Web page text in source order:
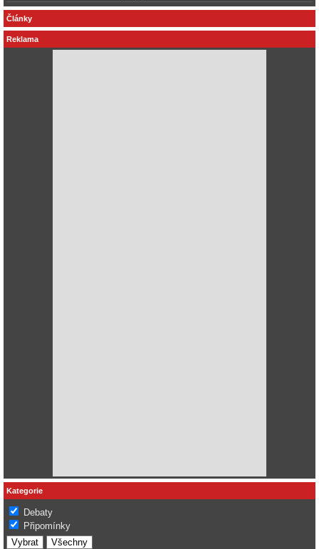
Články
Reklama
Kategorie
Debaty
Připomínky